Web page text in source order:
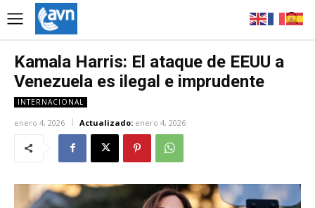
Kamala Harris: El ataque de EEUU a
Venezuela es ilegal e imprudente
INTERNACIONAL
enero 4, 2026 Actualizado: enero 4, 2026